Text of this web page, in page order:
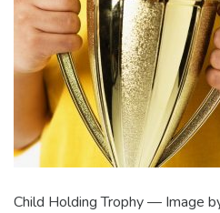
Child Holding Trophy — Image